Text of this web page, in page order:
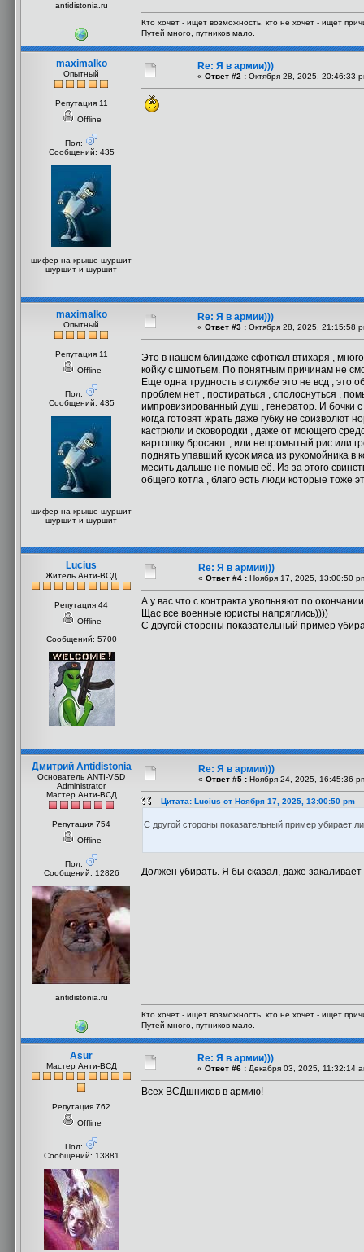
antidistonia.ru
Кто хочет - ищет возможность, кто не хочет - ищет
Путей много, путников мало.
maximalko
Опытный
Репутация 11
Offline
Пол:
Сообщений: 435
шифер на крыше шуршит
шуршит и шуршит
Re: Я в армии)))
« Ответ #2 : Октября 28, 2025, 20:46:33
maximalko
Опытный
Репутация 11
Offline
Пол:
Сообщений: 435
шифер на крыше шуршит
шуршит и шуршит
Re: Я в армии)))
« Ответ #3 : Октября 28, 2025, 21:15:58
Это в нашем блиндаже сфоткал втихаря ,
койку с шмотьем. По понятным причинам не
Еще одна трудность в службе это не всд ,
проблем нет , постираться , сполоснуться ,
импровизированный душ , генератор. И бочки
когда готовят жрать даже губку не соизволют
кастрюли и сковородки , даже от моющего
картошку бросают , или непромытый рис или
поднять упавший кусок мяса из рукомойника в
месить дальше не помыв её. Из за этого
общего котла , благо есть люди которые тоже
Lucius
Житель Анти-ВСД
Репутация 44
Offline
Сообщений: 5700
Re: Я в армии)))
« Ответ #4 : Ноября 17, 2025, 13:00:50
А у вас что с контракта увольняют по
Щас все военные юристы напряглись))))
С другой стороны показательный пример
Дмитрий Antidistonia
Основатель ANTI-VSD
Administrator
Мастер Анти-ВСД
Репутация 754
Offline
Пол:
Сообщений: 12826
antidistonia.ru
Re: Я в армии)))
« Ответ #5 : Ноября 24, 2025, 16:45:36
Цитата: Lucius от Ноября 17, 2025, 13:00:50 pm
С другой стороны показательный пример убирает
Должен убирать. Я бы сказал, даже закаливает
Кто хочет - ищет возможность, кто не хочет - ищет
Путей много, путников мало.
Asur
Мастер Анти-ВСД
Репутация 762
Offline
Пол:
Сообщений: 13881
Re: Я в армии)))
« Ответ #6 : Декабря 03, 2025, 11:32:14
Всех ВСДшников в армию!